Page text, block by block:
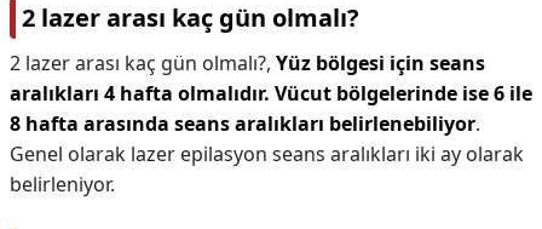
2 lazer arası kaç gün olmalı?
2 lazer arası kaç gün olmalı?, Yüz bölgesi için seans
aralıkları 4 hafta olmalıdır. Vücut bölgelerinde ise 6 ile
8 hafta arasında seans aralıkları belirlenebiliyor.
Genel olarak lazer epilasyon seans aralıkları iki ay olarak
belirleniyor.